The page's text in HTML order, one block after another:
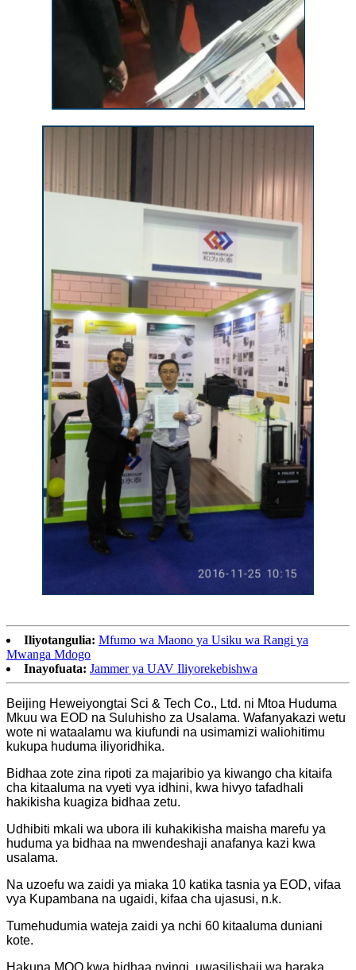
Iliyotangulia: Mfumo wa Maono ya Usiku wa Rangi ya
Mwanga Mdogo
Inayofuata: Jammer ya UAV Iliyorekebishwa
Beijing Heweiyongtai Sci & Tech Co., Ltd. ni Mtoa Huduma
Mkuu wa EOD na Suluhisho za Usalama. Wafanyakazi wetu
wote ni wataalamu wa kiufundi na usimamizi waliohitimu
kukupa huduma iliyoridhika.
Bidhaa zote zina ripoti za majaribio ya kiwango cha kitaifa
cha kitaaluma na vyeti vya idhini, kwa hivyo tafadhali
hakikisha kuagiza bidhaa zetu.
Udhibiti mkali wa ubora ili kuhakikisha maisha marefu ya
huduma ya bidhaa na mwendeshaji anafanya kazi kwa
usalama.
Na uzoefu wa zaidi ya miaka 10 katika tasnia ya EOD, vifaa
vya Kupambana na ugaidi, kifaa cha ujasusi, n.k.
Tumehudumia wateja zaidi ya nchi 60 kitaaluma duniani
kote.
Hakuna MOQ kwa bidhaa nyingi, uwasilishaji wa haraka